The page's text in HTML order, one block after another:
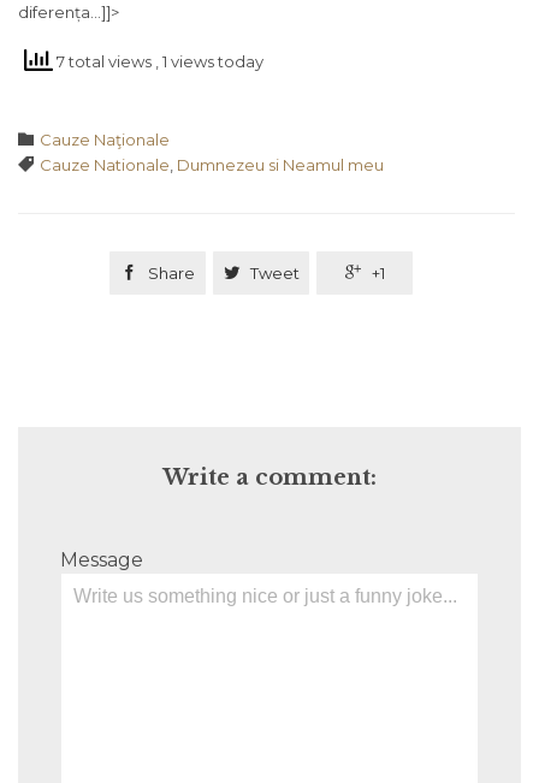
diferența…]]>
7 total views , 1 views today
 Category
Cauze Naţionale
 Tags
Cauze Nationale Dumnezeu si Neamul meu
 Share  Tweet  +1
Write a comment:
Message